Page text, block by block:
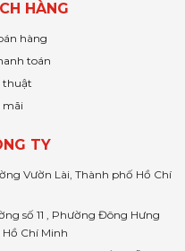
HÀNG
hàng
toán
thuật
mãi
TY
Vườn Lài, Thành phố Hồ Chí
số 11 , Phường Đông Hưng
Chí Minh